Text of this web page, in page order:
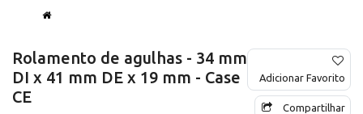
Rolamento de agulhas - 34 mm
DI x 41 mm DE x 19 mm - Case
CE
Adicionar Favorito
Compartilhar